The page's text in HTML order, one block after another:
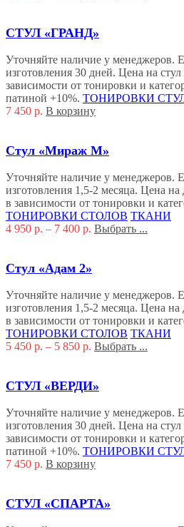
СТУЛ «ГРАНД»
Уточняйте наличие у менеджеров.
изготовления 30 дней. Цена на стул
зависимости от тонировки и
патиной +10%. ТОНИРОВКИ
7 450 р. В корзину
Стул «Мираж М»
Уточняйте наличие у менеджеров.
изготовления 1,5-2 месяца. Цена на
в зависимости от тонировки и
ТОНИРОВКИ СТОЛОВ ТКАНИ
4 950 р. – 7 400 р. Выбрать ...
Стул «Адам 2»
Уточняйте наличие у менеджеров.
изготовления 1,5-2 месяца. Цена на
в зависимости от тонировки и
ТОНИРОВКИ СТОЛОВ ТКАНИ
5 450 р. – 5 850 р. Выбрать ...
СТУЛ «ВЕРДИ»
Уточняйте наличие у менеджеров.
изготовления 30 дней. Цена на стул
зависимости от тонировки и
патиной +10%. ТОНИРОВКИ
7 450 р. В корзину
СТУЛ «СПАРТА»